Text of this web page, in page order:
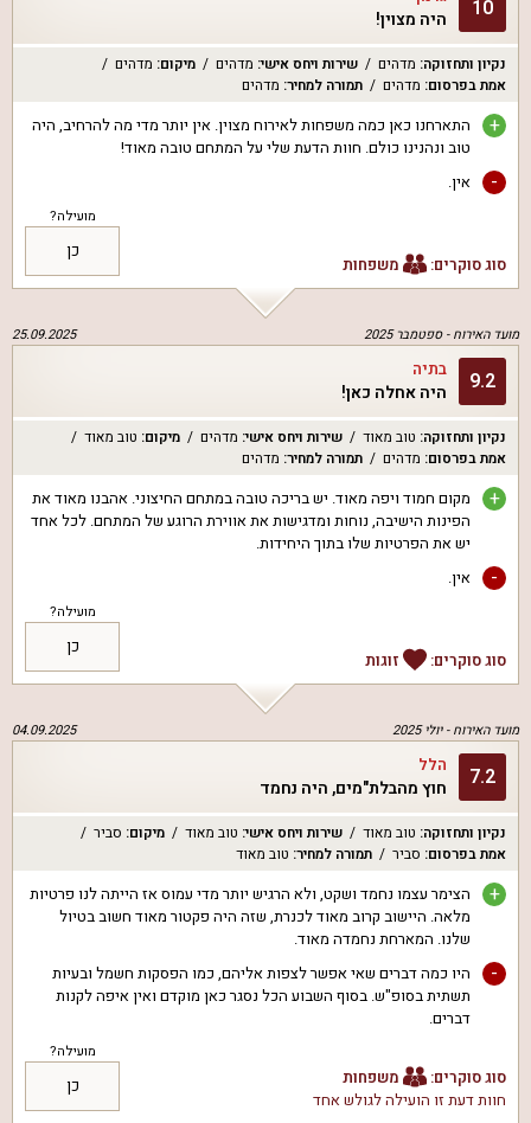
10 היה מצוין!
נקיון ותחזוקה: מדהים שירות ויחס אישי: מדהים מיקום: מדהים
אמת בפרסום: מדהים תמורה למחיר: מדהים
+
התארחנו כאן כמה משפחות לאירוח מצוין. אין יותר מדי מה להרחיב, היה
טוב ונהנינו כולם. חוות הדעת שלי על המתחם טובה מאוד!
- אין.
סוג סוקרים: משפחות
מועילה?
כן
מועד האירוח -ספטמבר 2025 25.09.2025
9.2 בתיה
היה אחלה כאן!
נקיון ותחזוקה: טוב מאוד שירות ויחס אישי: מדהים מיקום: טוב מאוד
אמת בפרסום: מדהים תמורה למחיר: מדהים
+
מקום חמוד ויפה מאוד. יש בריכה טובה במתחם החיצוני. אהבנו מאוד את
הפינות הישיבה, נוחות ומדגישות את אווירת הרוגע של המתחם. לכל אחד
יש את הפרטיות שלו בתוך היחידות.
- אין.
סוג סוקרים: זוגות
מועילה?
כן
מועד האירוח -יולי 2025 04.09.2025
7.2 הלל
חוץ מהבלת"מים, היה נחמד
נקיון ותחזוקה: טוב מאוד שירות ויחס אישי: טוב מאוד מיקום: סביר
אמת בפרסום: סביר תמורה למחיר: טוב מאוד
+
הצימר עצמו נחמד ושקט, ולא הרגיש יותר מדי עמוס אז הייתה לנו פרטיות
מלאה. היישוב קרוב מאוד לכנרת, שזה היה פקטור מאוד חשוב בטיול
שלנו. המארחת נחמדה מאוד.
-
היו כמה דברים שאי אפשר לצפות אליהם, כמו הפסקות חשמל ובעיות
תשתית בסופ"ש. בסוף השבוע הכל נסגר כאן מוקדם ואין איפה לקנות
דברים.
סוג סוקרים:
משפחות
חוות דעת זו הועילה לגולש אחד
מועילה?
כן